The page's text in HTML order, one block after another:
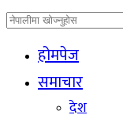
होमपेज
समाचार
देश